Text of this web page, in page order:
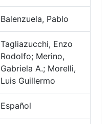
Balenzuela, Pablo
Tagliazucchi, Enzo
Rodolfo; Merino,
Gabriela A.; Morelli,
Luis Guillermo
Español